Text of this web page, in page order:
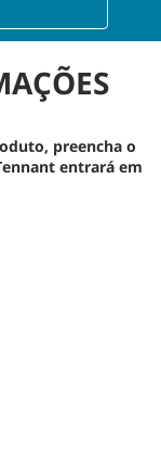
preencha o
entrará em